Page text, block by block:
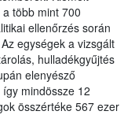
több mint 700
ellenőrzés során
egységek a vizsgált
hulladékgyűjtés
elenyésző
mindössze 12
összértéke 567 ezer